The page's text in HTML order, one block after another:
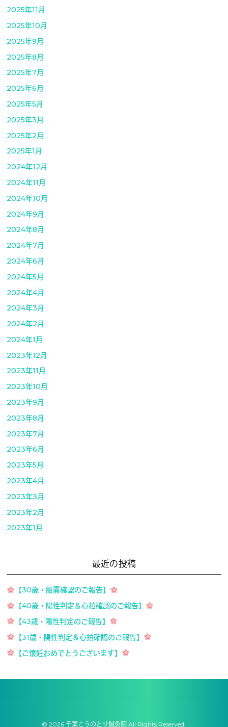
2025年11月
2025年10月
2025年9月
2025年8月
2025年7月
2025年6月
2025年5月
2025年3月
2025年2月
2025年1月
2024年12月
2024年11月
2024年10月
2024年9月
2024年8月
2024年7月
2024年6月
2024年5月
2024年4月
2024年3月
2024年2月
2024年1月
2023年12月
2023年11月
2023年10月
2023年9月
2023年8月
2023年7月
2023年6月
2023年5月
2023年4月
2023年3月
2023年2月
2023年1月
最近の投稿
【30歳・胎嚢確認のご報告】
【40歳・陽性判定＆心拍確認のご報告】
【43歳・陽性判定のご報告】
【31歳・陽性判定＆心拍確認のご報告】
【ご懐妊おめでとうございます】
© 2026 千葉こうのとり鍼灸院 All Rights Reserved.